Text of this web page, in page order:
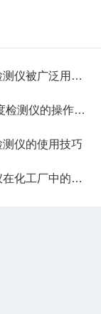
用于环境保护等领域
测仪的操作指南
仪的使用技巧
应用丨东日瀛能科技